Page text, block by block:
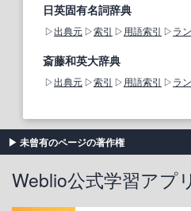
日英固有名詞辞典
出典元 索引 用語索引 ラ
斎藤和英大辞典
出典元 索引 用語索引 ラ
未曾有のページの著作権
Weblio公式学習アプリ